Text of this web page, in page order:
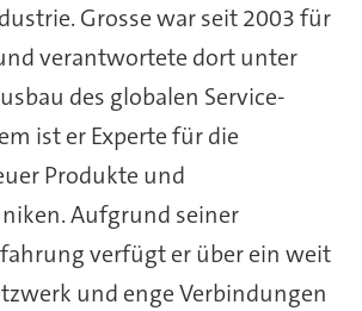
Grosse war seit 2003 für
verantwortete dort unter
des globalen Service-
ist er Experte für die
Produkte und
Aufgrund seiner
verfügt er über ein weit
und enge Verbindungen